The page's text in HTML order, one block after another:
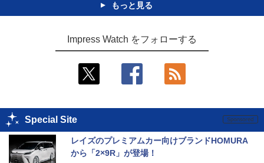
もっと見る
Impress Watch をフォローする
Special Site
レイズのプレミアムカー向けブランドHOMURA
から「2×9R」が登場！